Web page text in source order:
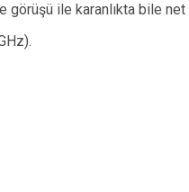
görüşü ile karanlıkta bile net